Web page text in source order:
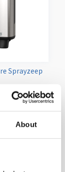
About
Sprayzeep